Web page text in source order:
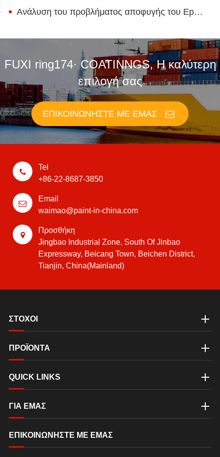
Ανάλυση του προβλήματος αποφυγής του Epoxy Zinc-rich Primer στην επιφάνεια του χαλύβδινου πλάτους
FUXI ring174· COATINNGS, Η καλύτερη
επιλογή σας
ΕΠΙΚΟΙΝΩΝΉΣΤΕ ΜΕ ΕΜΆΣ
Tel
+86-22-8687-3850
Email
waimao@paint-in-china.com
Προσθήκη
Jingbao Industrial Zone, South Of Jinbao
Expressway, Beicang Town, Beichen District,
Tianjin, China(Mainland)
ΣΤΟΧΟΙ
ΠΡΟΪΟΝΤΑ
QUICK LINKS
ΓΙΑ ΕΜΆΣ
ΕΠΙΚΟΙΝΩΝΉΣΤΕ ΜΕ ΕΜΆΣ